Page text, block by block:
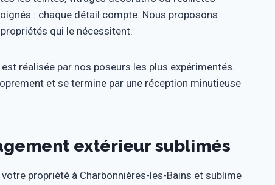
: chaque détail compte. Nous proposons
qui le nécessitent.
réalisée par nos poseurs les plus expérimentés.
et se termine par une réception minutieuse
extérieur sublimés
propriété à Charbonnières-les-Bains et sublime